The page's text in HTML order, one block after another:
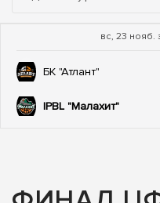
вс, 23 нояб.
БК "Атлант"
IPBL "Малахит"